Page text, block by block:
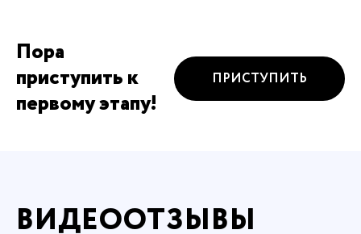
Пора
приступить к
первому этапу!
ПРИСТУПИТЬ
ВИДЕООТЗЫВЫ